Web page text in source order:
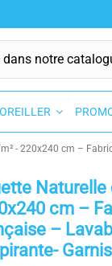
OREILLER
- 220x240 cm –
Naturelle
cm –
–